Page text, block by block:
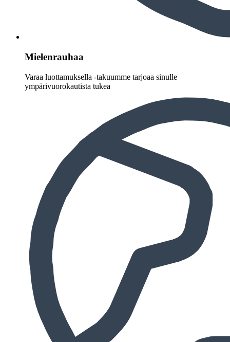
Mielenrauhaa
Varaa luottamuksella -takuumme tarjoaa sinulle
ympärivuorokautista tukea